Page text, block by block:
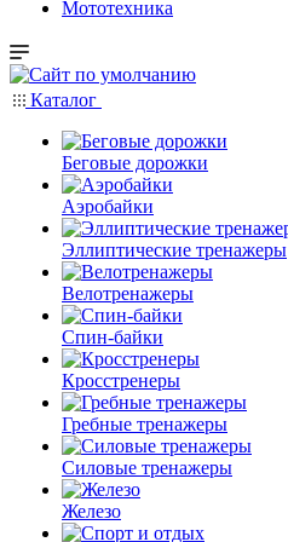
Мототехника
Каталог
Беговые дорожки
Аэробайки
Эллиптические тренажеры
Велотренажеры
Спин-байки
Кросстренеры
Гребные тренажеры
Силовые тренажеры
Железо